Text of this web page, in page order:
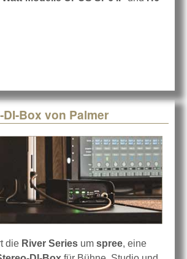
DI-Box von Palmer
die River Series um spree, eine